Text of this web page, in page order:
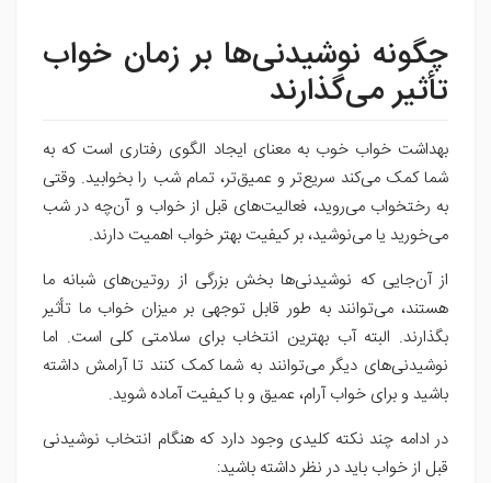
چگونه نوشیدنی‌ها بر زمان خواب
تأثیر می‌گذارند
بهداشت خواب خوب به معنای ایجاد الگوی رفتاری است که به
شما کمک می‌کند سریع‌تر و عمیق‌تر، تمام شب را بخوابید. وقتی
به رختخواب می‌روید، فعالیت‌های قبل از خواب و آن‌چه در شب
می‌خورید یا می‌نوشید، بر کیفیت بهتر خواب اهمیت دارند.
از آن‌جایی که نوشیدنی‌ها بخش بزرگی از روتین‌های شبانه ما
هستند، می‌توانند به طور قابل توجهی بر میزان خواب ما تأثیر
بگذارند. البته آب بهترین انتخاب برای سلامتی کلی است. اما
نوشیدنی‌های دیگر می‌توانند به شما کمک کنند تا آرامش داشته
باشید و برای خواب آرام، عمیق و با کیفیت آماده شوید.
در ادامه چند نکته کلیدی وجود دارد که هنگام انتخاب نوشیدنی
قبل از خواب باید در نظر داشته باشید: